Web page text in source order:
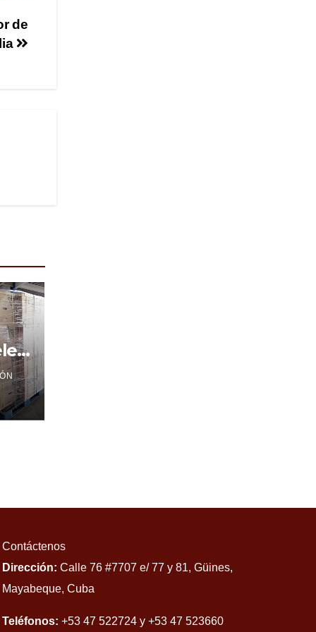
de
Contáctenos
Dirección: Calle 76 #7707 e/ 77 y 81, Güines,
Mayabeque, Cuba
Teléfonos: +53 47 522724 y +53 47 523660